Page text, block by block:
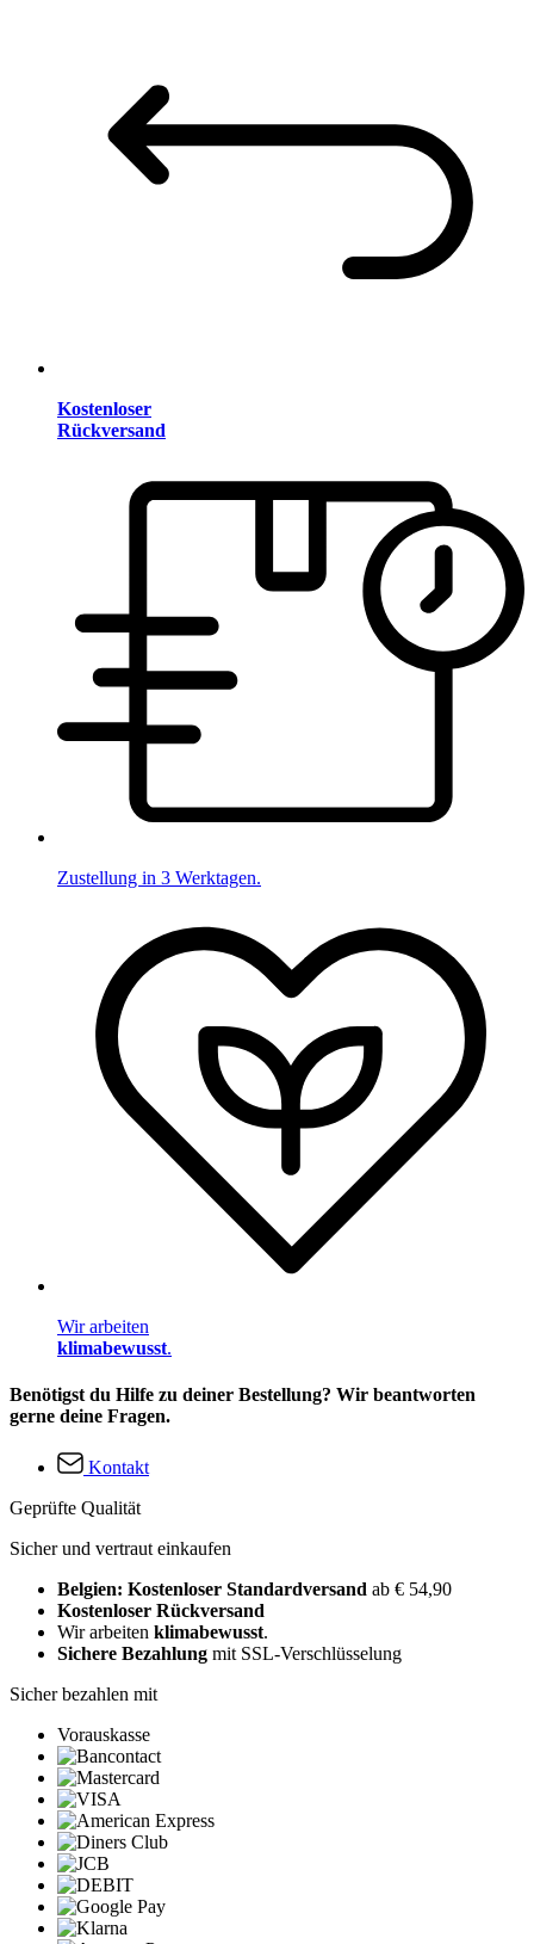
Kostenloser
Rückversand
Zustellung in 3 Werktagen.
Wir arbeiten
klimabewusst.
Benötigst du Hilfe zu deiner Bestellung? Wir beantworten
gerne deine Fragen.
Kontakt
Geprüfte Qualität
Sicher und vertraut einkaufen
Belgien: Kostenloser Standardversand ab € 54,90
Kostenloser Rückversand
Wir arbeiten klimabewusst.
Sichere Bezahlung mit SSL-Verschlüsselung
Sicher bezahlen mit
Vorauskasse